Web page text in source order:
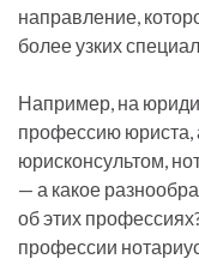
направление,
более узких
Например, на
профессию юриста,
юрисконсультом,
— а какое
об этих
профессии